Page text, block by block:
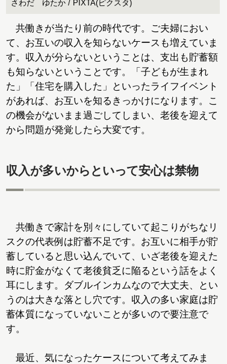
さわだ ゆたか / PIXTA(ピクスタ)
共働きが当たり前の時代です。ご夫婦におい
て、お互いの収入を知らないケースも増えていま
す。収入が分らないということは、支出も貯蓄額
も知らないということです。「子どもが生まれ
た」「住宅を購入した」といったライフイベント
があれば、お互いを知るきっかけになります。こ
の機会がないまま過ごしてしまい、老後を迎えて
から問題が発覚したら大変です。
収入が多いからといって安心は禁物
共働きで家計を別々にしていて起こりがちなリ
スクの代表例は貯蓄不足です。お互いに相手が貯
蓄していると思い込んでいて、いざ老後を迎えた
時に貯金がなくて老後貧乏に陥るという話をよく
耳にします。ダブルインカムなので大丈夫、とい
うのは大きな落とし穴です。収入の多い家庭は貯
蓄体質になっていないことが多いので要注意で
す。
最近、気になったケースについて考えてみま